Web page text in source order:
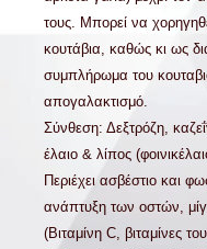
τους. Μπορεί να
κουτάβια, καθώς κι ως
συμπλήρωμα του
απογαλακτισμό.
Σύνθεση: Δεξτρόζη,
έλαιο & λίπος
Περιέχει ασβέστιο και
ανάπτυξη των οστών,
(Βιταμίνη C, βιταμίνες